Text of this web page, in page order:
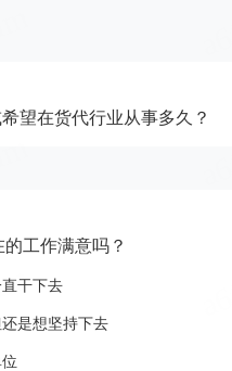
望在货代行业从事多久？
工作满意吗？
干下去
是想坚持下去